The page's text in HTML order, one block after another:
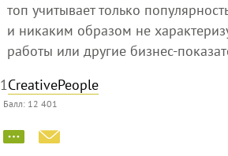
топ учитывает только
и никаким образом не
работы или другие бизнес-
1CreativePeople
Балл: 12 401